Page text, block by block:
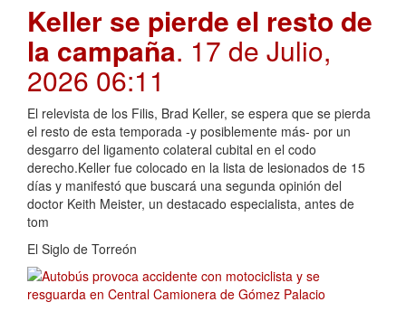
Keller se pierde el resto de
la campaña. 17 de Julio,
2026 06:11
El relevista de los Filis, Brad Keller, se espera que se pierda
el resto de esta temporada -y posiblemente más- por un
desgarro del ligamento colateral cubital en el codo
derecho.Keller fue colocado en la lista de lesionados de 15
días y manifestó que buscará una segunda opinión del
doctor Keith Meister, un destacado especialista, antes de
tom
El Siglo de Torreón